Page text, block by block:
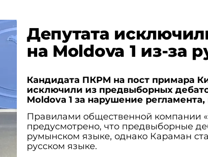
Депутата
на Moldova 1 из-за
Кандидата ПКРМ на пост примара
исключили из предвыборных
Moldova 1 за нарушение
Правилами общественной компании
предусмотрено, что предвыборные
румынском языке, однако Караман
русском языке.